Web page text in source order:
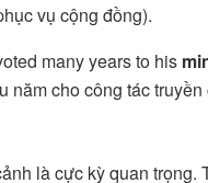
vụ cộng đồng).
many years to his
năm cho công tác
là cực kỳ quan trọng.